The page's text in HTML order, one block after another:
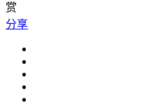
赏
分享